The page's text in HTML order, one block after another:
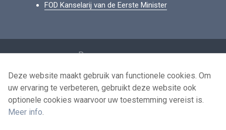
FOD Kanselarij van de Eerste Minister
Persoonsgegevens
Voorwaarden voor het hergebruik
Contacteer ons
Deze website maakt gebruik van functionele cookies. Om
uw ervaring te verbeteren, gebruikt deze website ook
optionele cookies waarvoor uw toestemming vereist is.
Meer info.